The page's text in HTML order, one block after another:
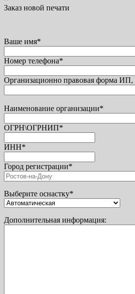
Заказ новой печати
Ваше имя*
Номер телефона*
Организационно правовая форма
Наименование организации*
ОГРН\ОГРНИП*
ИНН*
Город регистрации*
Выберите оснастку*
Дополнительная информация: